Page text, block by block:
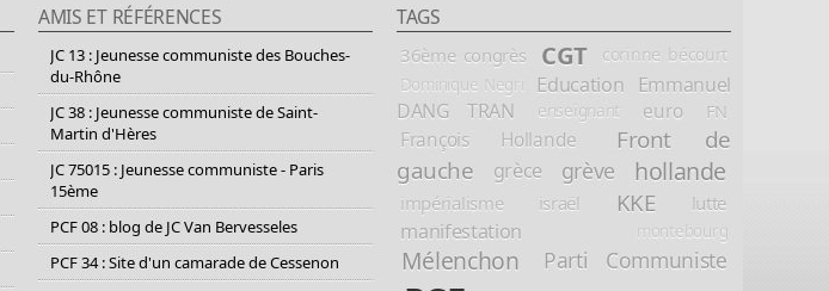
AMIS ET RÉFÉRENCES
JC 13 : Jeunesse communiste des Bouches-
du-Rhône
JC 38 : Jeunesse communiste de Saint-
Martin d'Hères
JC 75015 : Jeunesse communiste - Paris
15ème
PCF 08 : blog de JC Van Bervesseles
PCF 34 : Site d'un camarade de Cessenon
TAGS
36ème congrès CGT corinne bécourt
Dominique Negri Education
Emmanuel
DANG TRAN
enseignant euro FN
François Hollande
Front de
gauche
grèce grève hollande
impérialisme israël KKE lutte
manifestation montebourg
Mélenchon Parti Communiste